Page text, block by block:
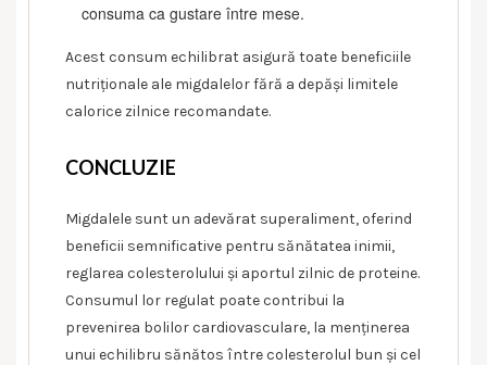
consuma ca gustare între mese.
Acest consum echilibrat asigură toate beneficiile
nutriționale ale migdalelor fără a depăși limitele
calorice zilnice recomandate.
CONCLUZIE
Migdalele sunt un adevărat superaliment, oferind
beneficii semnificative pentru sănătatea inimii,
reglarea colesterolului și aportul zilnic de proteine.
Consumul lor regulat poate contribui la
prevenirea bolilor cardiovasculare, la menținerea
unui echilibru sănătos între colesterolul bun și cel